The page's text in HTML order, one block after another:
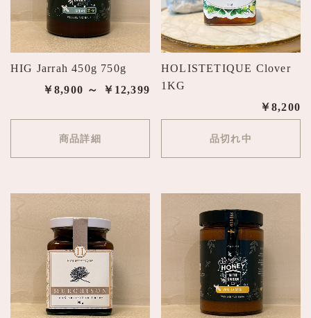
HIG Jarrah 450g 750g
￥8,900 ～ ￥12,399
商品詳細
HOLISTETIQUE Clover
1KG
￥8,200
品切れ中